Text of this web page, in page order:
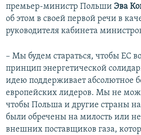
премьер-министр Польши Эва
об этом в своей первой речи в
руководителя кабинета
– Мы будем стараться, чтобы ЕС
принцип энергетической
идею поддерживает абсолютное
европейских лидеров. Мы не
чтобы Польша и другие страны
были обречены на милость или
внешних поставщиков газа,